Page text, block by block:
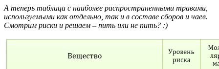
А теперь таблица с наиболее распространенными травами,
используемыми как отдельно, так и в составе сборов и чаев.
Смотрим риски и решаем – пить или не пить? :)